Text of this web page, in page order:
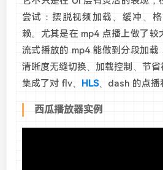
尝试：摆脱视频加载、缓冲、
赖。尤其是在 mp4 点播上做了较
流式播放的 mp4 能做到分段加载
清晰度无缝切换、加载控制、节
集成了对 flv、 HLS、dash 的点播
西瓜播放器实例